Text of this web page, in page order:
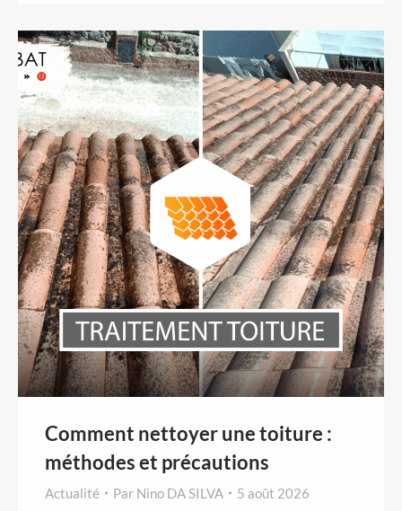
Comment nettoyer une toiture :
méthodes et précautions
Actualité Par Nino DA SILVA 5 août 2026